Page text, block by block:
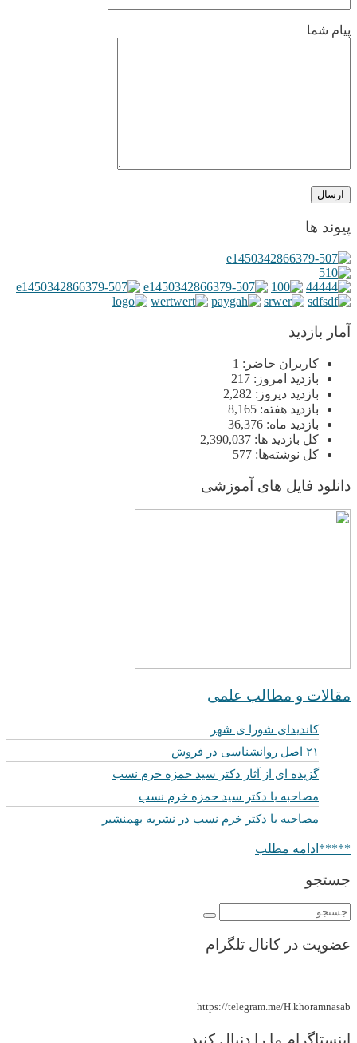
پیام شما
پیوند ها
آمار بازدید
کاربران حاضر: 1
بازدید امروز: 217
بازدید دیروز: 2,282
بازدید هفته: 8,165
بازدید ماه: 36,376
کل بازدید ها: 2,390,037
کل نوشته‌ها: 577
دانلود فایل های آموزشی
مقالات و مطالب علمی
کاندیدای شورا ی شهر
۲۱ اصل روانشناسی در فروش
گزیده ای از آثار دکتر سید حمزه خرم نسب
مصاحبه با دکتر سید حمزه خرم نسب
مصاحبه با دکتر خرم نسب در نشریه بهمنشیر
*****ادامه مطلب
جستجو
عضویت در کانال تلگرام
https://telegram.me/H.khoramnasab
اینستاگرام ما را دنبال کنید